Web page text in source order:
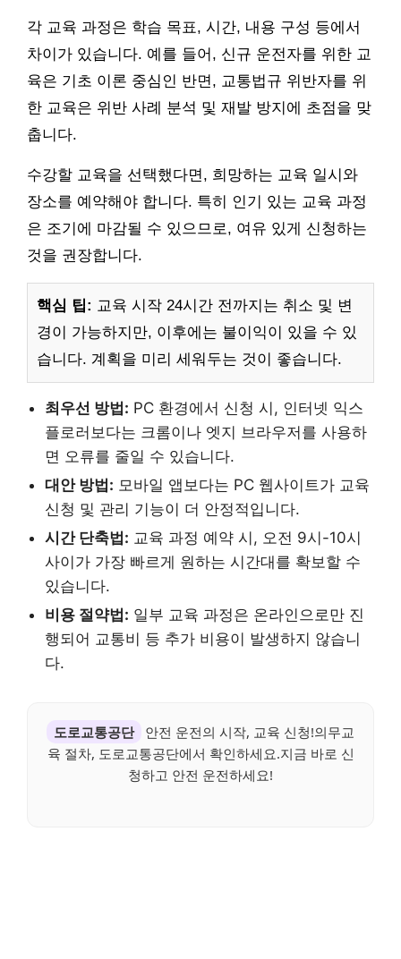
각 교육 과정은 학습 목표, 시간, 내용 구성 등에서
차이가 있습니다. 예를 들어, 신규 운전자를 위한 교
육은 기초 이론 중심인 반면, 교통법규 위반자를 위
한 교육은 위반 사례 분석 및 재발 방지에 초점을 맞
춥니다.
수강할 교육을 선택했다면, 희망하는 교육 일시와
장소를 예약해야 합니다. 특히 인기 있는 교육 과정
은 조기에 마감될 수 있으므로, 여유 있게 신청하는
것을 권장합니다.
핵심 팁: 교육 시작 24시간 전까지는 취소 및 변
경이 가능하지만, 이후에는 불이익이 있을 수 있
습니다. 계획을 미리 세워두는 것이 좋습니다.
최우선 방법: PC 환경에서 신청 시, 인터넷 익스
플로러보다는 크롬이나 엣지 브라우저를 사용하
면 오류를 줄일 수 있습니다.
대안 방법: 모바일 앱보다는 PC 웹사이트가 교육
신청 및 관리 기능이 더 안정적입니다.
시간 단축법: 교육 과정 예약 시, 오전 9시-10시
사이가 가장 빠르게 원하는 시간대를 확보할 수
있습니다.
비용 절약법: 일부 교육 과정은 온라인으로만 진
행되어 교통비 등 추가 비용이 발생하지 않습니
다.
도로교통공단
안전 운전의 시작, 교육 신청!의무교
육 절차, 도로교통공단에서 확인하세요.지금 바로 신
청하고 안전 운전하세요!